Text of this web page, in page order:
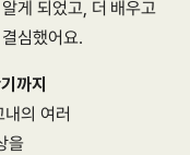
게 되었고, 더 배우고
심했어요.
까지
내의 여러
을